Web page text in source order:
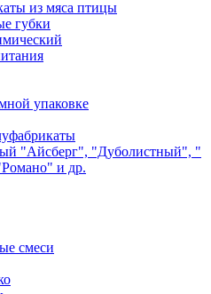
из мяса птицы
губки
упаковке
"Айсберг", "Дуболистный", "
и др.
смеси